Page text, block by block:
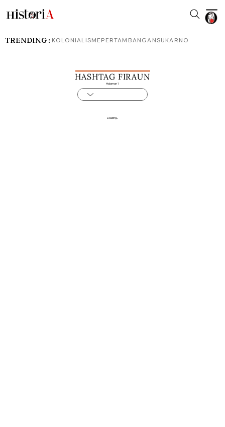
HASHTAG FIRAUN
Halaman 1
Loading...
TRENDING : KOLONIALISMEPERTAMBANGANSUKARNO